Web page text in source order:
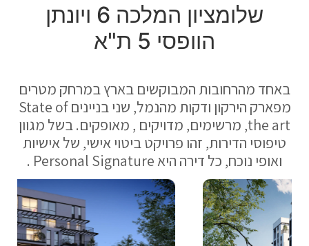
שלומציון המלכה 6 ויונתן
הוופסי 5 ת"א
באחד מהרחובות המבוקשים בארץ במרחק מטרים
מפארק הירקון ודקות מהנמל, שני בניינים State of
the art, מרשימים, מדויקים , מאופקים. בשל מגוון
טיפוסי הדירות, זהו פרויקט ביטוי אישי, של אישיות
ואופי נוכח, כל דירה היא Personal Signature .